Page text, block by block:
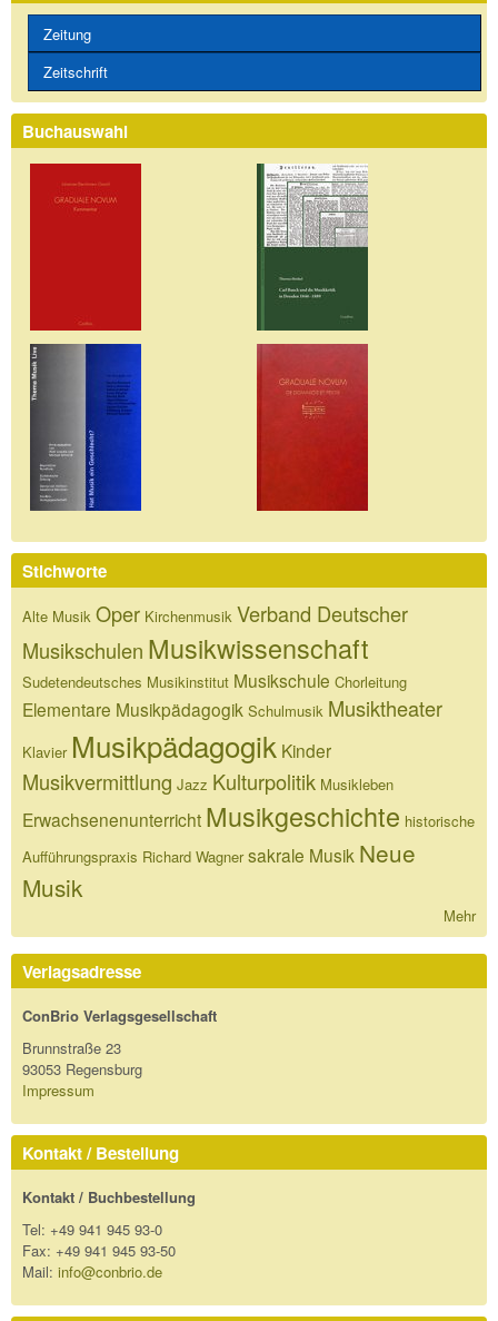
Zeitung
Zeitschrift
Buchauswahl
Stichworte
Alte Musik Oper Kirchenmusik Verband Deutscher
Musikschulen Musikwissenschaft
Sudetendeutsches Musikinstitut Musikschule Chorleitung
Elementare Musikpädagogik Schulmusik Musiktheater
Klavier Musikpädagogik Kinder
Musikvermittlung Jazz Kulturpolitik Musikleben
Erwachsenenunterricht Musikgeschichte historische
Aufführungspraxis Richard Wagner sakrale Musik Neue
Musik
Mehr
Verlagsadresse
ConBrio Verlagsgesellschaft
Brunnstraße 23
93053 Regensburg
Impressum
Kontakt / Bestellung
Kontakt / Buchbestellung
Tel: +49 941 945 93-0
Fax: +49 941 945 93-50
Mail: info@conbrio.de